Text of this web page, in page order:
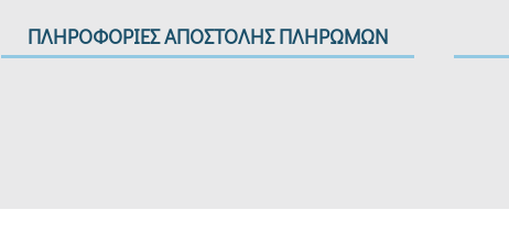
ΠΛΗΡΟΦΟΡΙΕΣ ΑΠΟΣΤΟΛΗΣ ΠΛΗΡΩΜΩΝ